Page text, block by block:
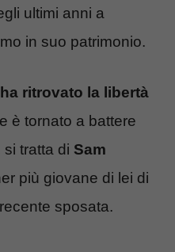
ultimi anni a
in suo patrimonio.
ritrovato la libertà
è tornato a battere
tratta di Sam
più giovane di lei di
sposata.